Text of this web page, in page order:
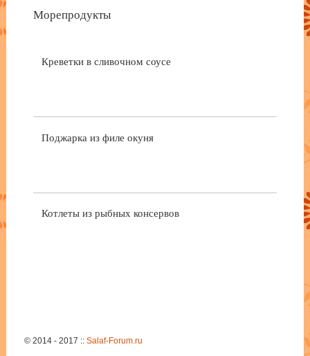
Морепродукты
Креветки в сливочном соусе
Поджарка из филе окуня
Котлеты из рыбных консервов
© 2014 - 2017 :: Salaf-Forum.ru